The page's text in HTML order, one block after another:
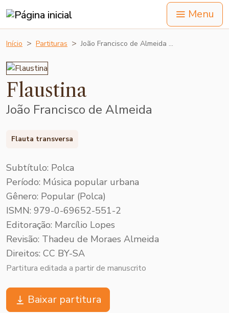
Menu
Início Partituras João Francisco de Almeida …
Flaustina
João Francisco de Almeida
Flauta transversa
Subtítulo: Polca
Período: Música popular urbana
Gênero: Popular (Polca)
ISMN: 979-0-69652-551-2
Editoração: Marcílio Lopes
Revisão: Thadeu de Moraes Almeida
Direitos: CC BY-SA
Partitura editada a partir de manuscrito
Baixar partitura